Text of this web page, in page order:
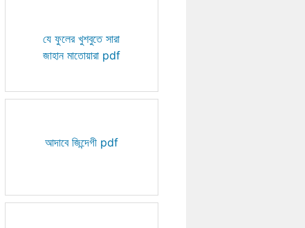
যে ফুলের খুশবুতে সারা
জাহান মাতোয়ারা pdf
আদাবে জিন্দেগী pdf